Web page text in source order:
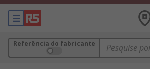
Referência do fabricante